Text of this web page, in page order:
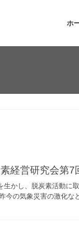
ホ
経営研究会第7
かし、脱炭素活動に
今の気象災害の激化